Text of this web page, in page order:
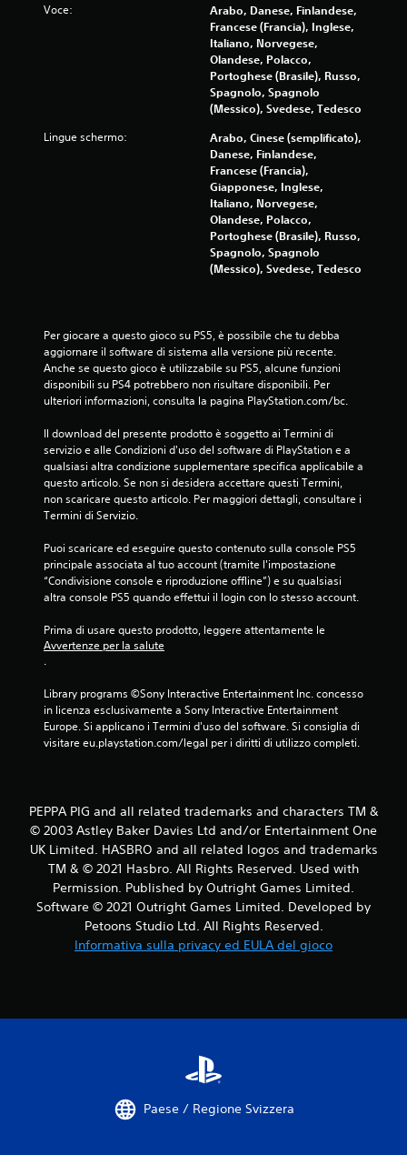
3
v
a
o
n
i
Voce:
Arabo, Danese, Finlandese,
Francese (Francia), Inglese,
Italiano, Norvegese,
Olandese, Polacco,
Portoghese (Brasile), Russo,
Spagnolo, Spagnolo
(Messico), Svedese, Tedesco
Lingue schermo:
Arabo, Cinese (semplificato),
Danese, Finlandese,
Francese (Francia),
Giapponese, Inglese,
Italiano, Norvegese,
Olandese, Polacco,
Portoghese (Brasile), Russo,
Spagnolo, Spagnolo
(Messico), Svedese, Tedesco
Per giocare a questo gioco su PS5, è possibile che tu debba
aggiornare il software di sistema alla versione più recente.
Anche se questo gioco è utilizzabile su PS5, alcune funzioni
disponibili su PS4 potrebbero non risultare disponibili. Per
ulteriori informazioni, consulta la pagina PlayStation.com/bc.
Il download del presente prodotto è soggetto ai Termini di
servizio e alle Condizioni d'uso del software di PlayStation e a
qualsiasi altra condizione supplementare specifica applicabile a
questo articolo. Se non si desidera accettare questi Termini,
non scaricare questo articolo. Per maggiori dettagli, consultare i
Termini di Servizio.
Puoi scaricare ed eseguire questo contenuto sulla console PS5
principale associata al tuo account (tramite l'impostazione
“Condivisione console e riproduzione offline”) e su qualsiasi
altra console PS5 quando effettui il login con lo stesso account.
Prima di usare questo prodotto, leggere attentamente le
Avvertenze per la salute
.
Library programs ©Sony Interactive Entertainment Inc. concesso
in licenza esclusivamente a Sony Interactive Entertainment
Europe. Si applicano i Termini d'uso del software. Si consiglia di
visitare eu.playstation.com/legal per i diritti di utilizzo completi.
PEPPA PIG and all related trademarks and characters TM &
© 2003 Astley Baker Davies Ltd and/or Entertainment One
UK Limited. HASBRO and all related logos and trademarks
TM & © 2021 Hasbro. All Rights Reserved. Used with
Permission. Published by Outright Games Limited.
Software © 2021 Outright Games Limited. Developed by
Petoons Studio Ltd. All Rights Reserved.
Informativa sulla privacy ed EULA del gioco
Paese / Regione Svizzera